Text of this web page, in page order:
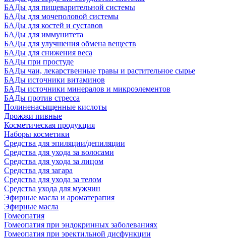
БАДы для пищеварительной системы
БАДы для мочеполовой системы
БАДы для костей и суставов
БАДы для иммунитета
БАДы для улучшения обмена веществ
БАДы для снижения веса
БАДы при простуде
БАДы чаи, лекарственные травы и растительное сырье
БАДы источники витаминов
БАДы источники минералов и микроэлементов
БАДы против стресса
Полиненасыщенные кислоты
Дрожжи пивные
Косметическая продукция
Наборы косметики
Средства для эпиляции/депиляции
Средства для ухода за волосами
Средства для ухода за лицом
Средства для загара
Средства для ухода за телом
Средства ухода для мужчин
Эфирные масла и ароматерапия
Эфирные масла
Гомеопатия
Гомеопатия при эндокринных заболеваниях
Гомеопатия при эректильной дисфункции